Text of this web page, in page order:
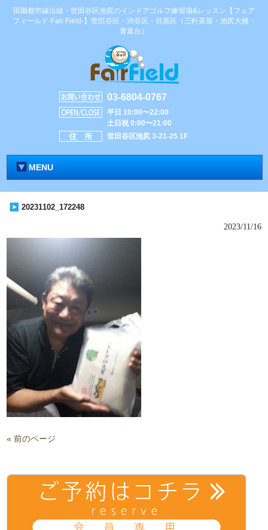
田園都市線沿線・世田谷区池尻のインドアゴルフ練習場&レッスン【フェア
フィールド-Fair Field-】世田谷区・渋谷区・目黒区（三軒茶屋・池尻大橋・
青葉台）
03-6804-0767
平日 10:00〜22:00
土日祝 9:00〜21:00
世田谷区池尻 3-21-25 1F
MENU
20231102_172248
2023/11/16
« 前のページ